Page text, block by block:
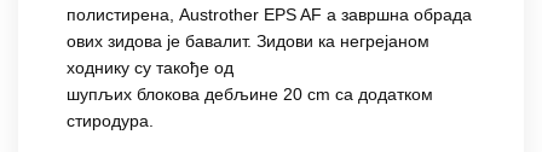
полистирена, Austrother EPS AF а завршна обрада
ових зидова је бавалит. Зидови ка негрејаном
ходнику су такође од
шупљих блокова дебљине 20 cm са додатком
стиродура.